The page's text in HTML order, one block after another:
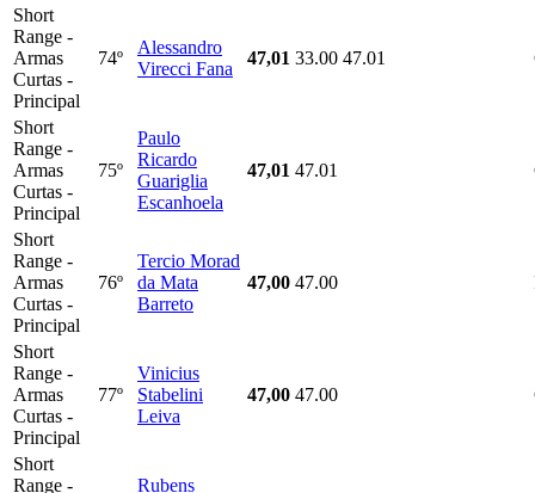
Short
Range -
Armas
Curtas -
Principal
74º
Alessandro
Virecci Fana
47,01 33.00 47.01
Short
Range -
Armas
Curtas -
Principal
75º
Paulo
Ricardo
Guariglia
Escanhoela
47,01 47.01
Short
Range -
Armas
Curtas -
Principal
76º
Tercio Morad
da Mata
Barreto
47,00 47.00
Short
Range -
Armas
Curtas -
Principal
77º
Vinicius
Stabelini
Leiva
47,00 47.00
Short
Range -
Rubens